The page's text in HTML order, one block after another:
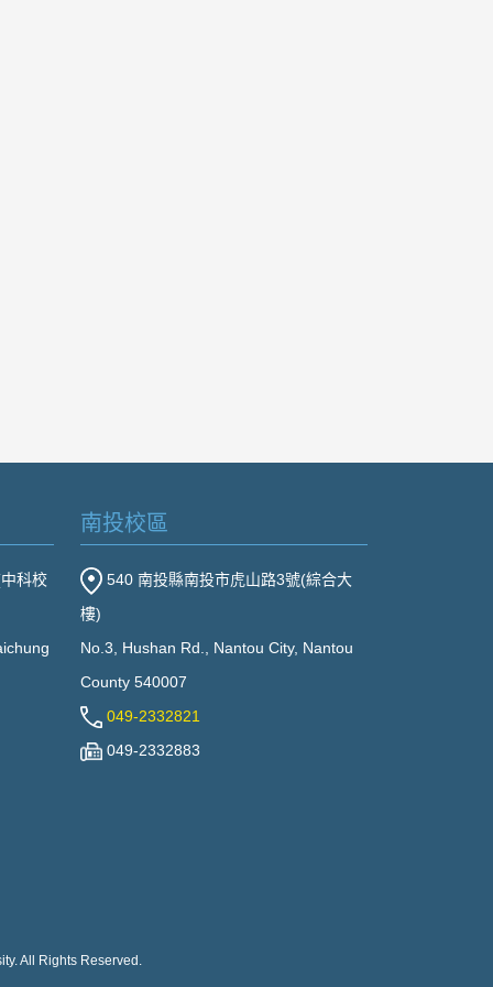
科校
南投校區
540 南投縣南投市虎山路3號(綜合大
樓)
No.3, Hushan Rd., Nantou City, Nantou
County 540007
049-2332821
049-2332883
All Rights Reserved.